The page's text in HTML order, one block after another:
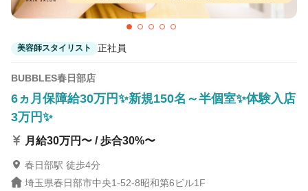
美容師スタイリスト 正社員
BUBBLES春日部店
6ヵ月保障給30万円✨新規150名～半個室✨体験入店
3万円✨
月給30万円〜 / 歩合30%〜
春日部駅 徒歩4分
埼玉県春日部市中央1-52-8昭和第6ビル1F